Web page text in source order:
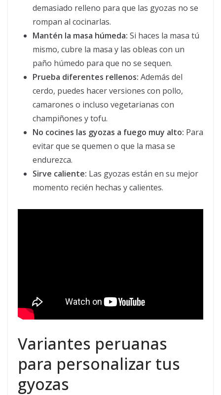
demasiado relleno para que las gyozas no se
rompan al cocinarlas.
Mantén la masa húmeda: Si haces la masa tú
mismo, cubre la masa y las obleas con un
paño húmedo para que no se sequen.
Prueba diferentes rellenos: Además del
cerdo, puedes hacer versiones con pollo,
camarones o incluso vegetarianas con
champiñones y tofu.
No cocines las gyozas a fuego muy alto: Para
evitar que se quemen o que la masa se
endurezca.
Sirve caliente: Las gyozas están en su mejor
momento recién hechas y calientes.
Variantes peruanas
para personalizar tus
gyozas